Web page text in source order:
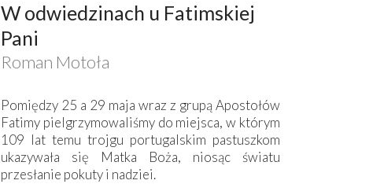
W odwiedzinach u Fatimskiej
Pani
Roman Motoła
Pomiędzy 25 a 29 maja wraz z grupą Apostołów
Fatimy pielgrzymowaliśmy do miejsca, w którym
109 lat temu trojgu portugalskim pastuszkom
ukazywała się Matka Boża, niosąc światu
przesłanie pokuty i nadziei.